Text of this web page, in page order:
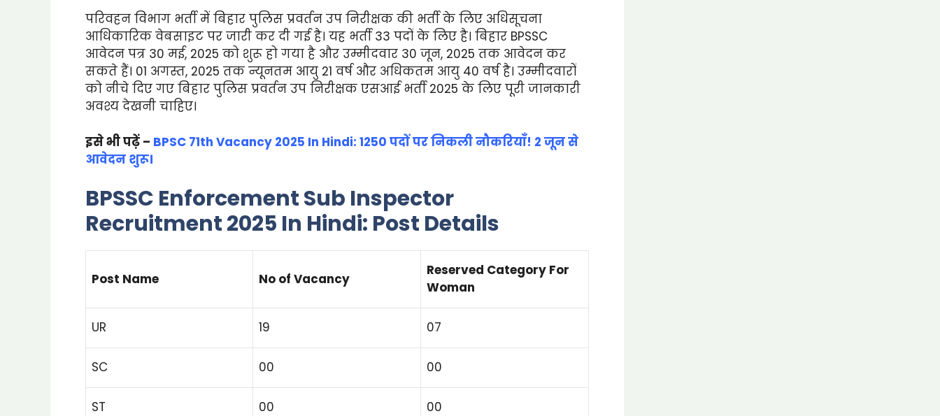
परिवहन विभाग भर्ती में बिहार पुलिस प्रवर्तन उप निरीक्षक की भर्ती के लिए अधिसूचना
आधिकारिक वेबसाइट पर जारी कर दी गई है। यह भर्ती 33 पदों के लिए है। बिहार BPSSC
आवेदन पत्र 30 मई, 2025 को शुरू हो गया है और उम्मीदवार 30 जून, 2025 तक आवेदन कर
सकते हैं। 01 अगस्त, 2025 तक न्यूनतम आयु 21 वर्ष और अधिकतम आयु 40 वर्ष है। उम्मीदवारों
को नीचे दिए गए बिहार पुलिस प्रवर्तन उप निरीक्षक एसआई भर्ती 2025 के लिए पूरी जानकारी
अवश्य देखनी चाहिए।
इसे भी पढ़ें – BPSC 71th Vacancy 2025 In Hindi: 1250 पदों पर निकली नौकरियाँ! 2 जून से
आवेदन शुरू।
BPSSC Enforcement Sub Inspector
Recruitment 2025 In Hindi: Post Details
Post Name No of Vacancy
Reserved Category For
Woman
UR 19 07
SC 00 00
ST 00 00